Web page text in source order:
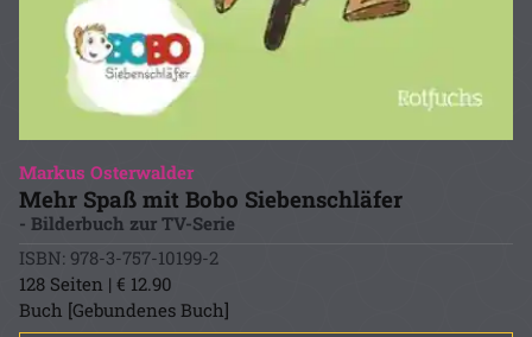
Markus Osterwalder
Mehr Spaß mit Bobo Siebenschläfer
- Bilderbuch zur TV-Serie
ISBN: 978-3-757-10199-2
128 Seiten | € 12.90
Buch [Gebundenes Buch]